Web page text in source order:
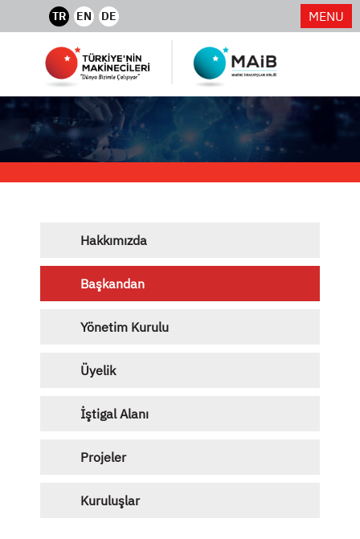
TR EN DE MENU
Hakkımızda
Başkandan
Yönetim Kurulu
Üyelik
İştigal Alanı
Projeler
Kuruluşlar